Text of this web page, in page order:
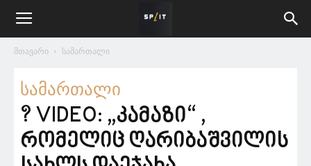
მთავარი სამართალი
სამართალი
? VIDEO: „კამაზი“ ,
რომელიც ღარიბაშვილის